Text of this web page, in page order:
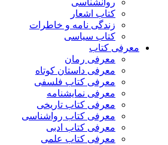
روانشناسی
کتاب اشعار
زندگی نامه و خاطرات
کتاب سیاسی
معرفی کتاب
معرفی رمان
معرفی داستان کوتاه
معرفی کتاب فلسفی
معرفی نمایشنامه
معرفی کتاب تاریخی
معرفی کتاب رواشناسی
معرفی کتاب ادبی
معرفی کتاب علمی